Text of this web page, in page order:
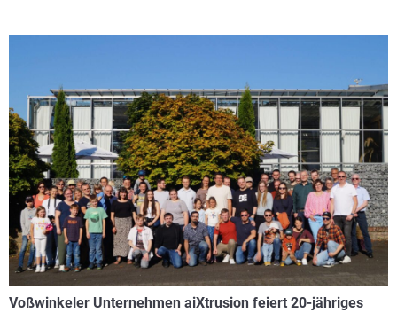
Voßwinkeler Unternehmen aiXtrusion feiert 20-jähriges